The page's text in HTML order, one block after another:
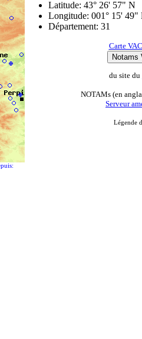
Latitude: 43° 26' 57" N
Longitude: 001° 15' 49"
Département: 31
Carte VAC
du site du
NOTAMs (en
Serveur
Légende